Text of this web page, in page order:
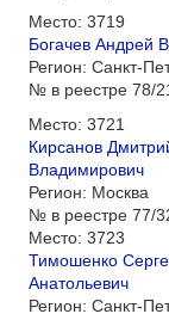
Место: 3719
Богачев Андрей
Регион: Санкт-
№ в реестре 78/
Место: 3721
Кирсанов
Владимирович
Регион: Москва
№ в реестре 77/
Место: 3723
Тимошенко
Анатольевич
Регион: Санкт-